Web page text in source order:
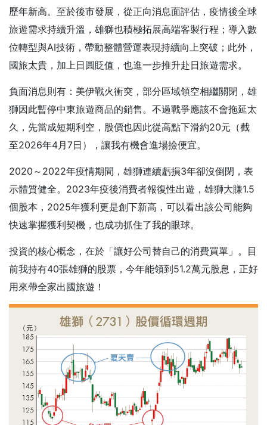
歷年新高。至於後市發展，從正向消息面評估，疫情後全球
旅遊需求持續升溫，雄獅也積極拓展高端客製行程；導入數
位轉型與AI技術，帶動整體營運表現持續向上突破；此外，
國旅太貴，加上日圓貶值，也進一步推升赴日旅遊需求。
負面消息則有：美伊戰火衝突，部分區域領空相繼關閉，雄
獅因此暫停中東旅遊商品的銷售。不過戰爭應該不會拖延太
久，先當成短期利空，股價也因此從高點下滑約20元（截
至2026年4月7日），讓我有機會進場撿便宜。
2020～2022年疫情期間，雄獅連續虧損3年卻沒倒閉，表
示體質健全。2023年疫後消費者報復性出遊，雄獅大賺1.5
個股本，2025年獲利更是創下新高，可以看出該公司能夠
快速掌握獲利契機，也成功抓住了我的眼球。
投資的核心概念，在於「讓好公司替自己的消費買單」。目
前我持有40張雄獅的股票，今年能領到51.2萬元股息，正好
用來帶全家出國旅遊！